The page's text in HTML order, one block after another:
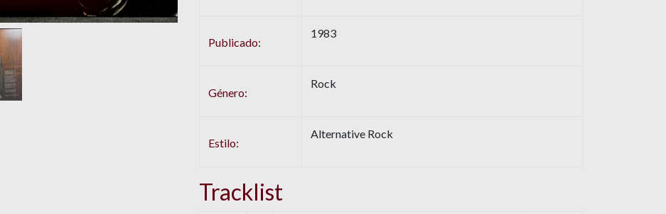
Publicado:
1983
Género:
Rock
Estilo:
Alternative Rock
Tracklist